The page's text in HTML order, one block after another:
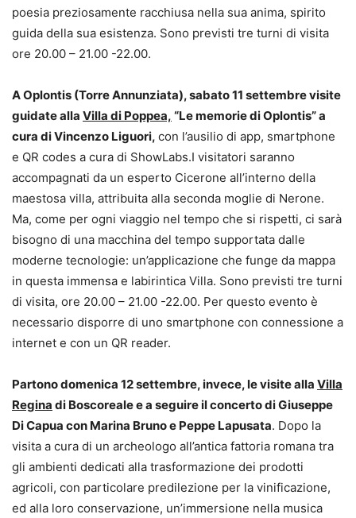
poesia preziosamente racchiusa nella sua anima, spirito
guida della sua esistenza. Sono previsti tre turni di visita
ore 20.00 – 21.00 -22.00.
A Oplontis (Torre Annunziata), sabato 11 settembre visite
guidate alla Villa di Poppea, “Le memorie di Oplontis” a
cura di Vincenzo Liguori, con l’ausilio di app, smartphone
e QR codes a cura di ShowLabs.I visitatori saranno
accompagnati da un esperto Cicerone all’interno della
maestosa villa, attribuita alla seconda moglie di Nerone.
Ma, come per ogni viaggio nel tempo che si rispetti, ci sarà
bisogno di una macchina del tempo supportata dalle
moderne tecnologie: un’applicazione che funge da mappa
in questa immensa e labirintica Villa. Sono previsti tre turni
di visita, ore 20.00 – 21.00 -22.00. Per questo evento è
necessario disporre di uno smartphone con connessione a
internet e con un QR reader.
Partono domenica 12 settembre, invece, le visite alla Villa
Regina di Boscoreale e a seguire il concerto di Giuseppe
Di Capua con Marina Bruno e Peppe Lapusata. Dopo la
visita a cura di un archeologo all’antica fattoria romana tra
gli ambienti dedicati alla trasformazione dei prodotti
agricoli, con particolare predilezione per la vinificazione,
ed alla loro conservazione, un’immersione nella musica